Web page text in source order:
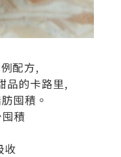
配方,
品的卡路里,
囤積。
積
收